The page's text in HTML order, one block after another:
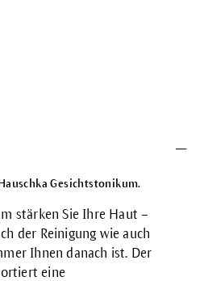
Gesichtstonikum.
stärken Sie Ihre Haut –
der Reinigung wie auch
Ihnen danach ist. Der
eine